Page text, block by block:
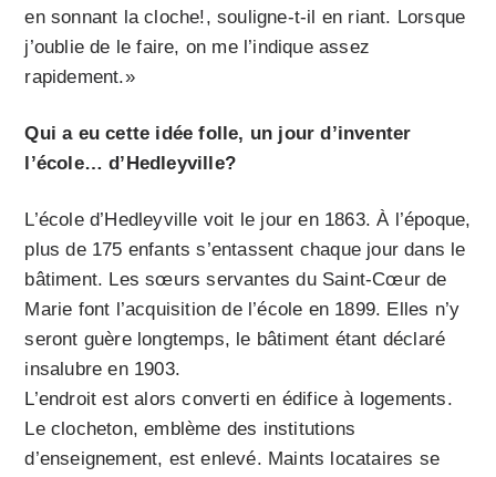
en sonnant la cloche!, souligne-t-il en riant. Lorsque
j’oublie de le faire, on me l’indique assez
rapidement.»
Qui a eu cette idée folle, un jour d’inventer
l’école… d’Hedleyville?
L’école d’Hedleyville voit le jour en 1863. À l’époque,
plus de 175 enfants s’entassent chaque jour dans le
bâtiment. Les sœurs servantes du Saint-Cœur de
Marie font l’acquisition de l’école en 1899. Elles n’y
seront guère longtemps, le bâtiment étant déclaré
insalubre en 1903.
L’endroit est alors converti en édifice à logements.
Le clocheton, emblème des institutions
d’enseignement, est enlevé. Maints locataires se